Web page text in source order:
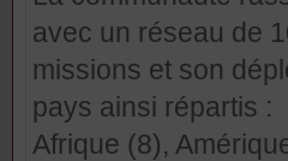
avec un réseau de
missions et son
pays ainsi répartis :
Afrique (8),